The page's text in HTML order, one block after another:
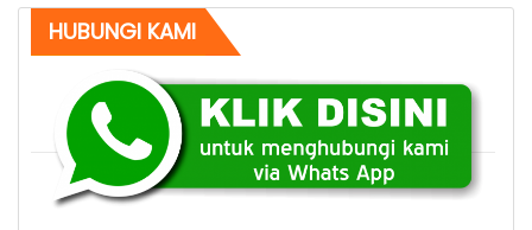
Karpet
Masjid
kirim
ke
Bekasi”
HUBUNGI KAMI